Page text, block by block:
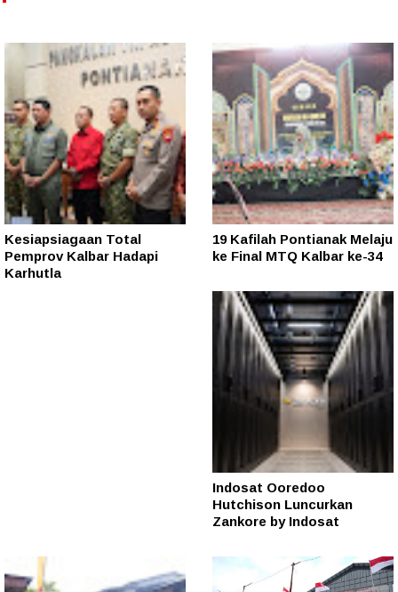
Kesiapsiagaan Total
Pemprov Kalbar Hadapi
Karhutla
19 Kafilah Pontianak Melaju
ke Final MTQ Kalbar ke-34
Indosat Ooredoo
Hutchison Luncurkan
Zankore by Indosat